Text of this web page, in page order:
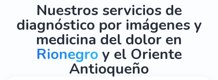
Nuestros servicios de
diagnóstico por imágenes y
medicina del dolor en
Rionegro y el Oriente
Antioqueño